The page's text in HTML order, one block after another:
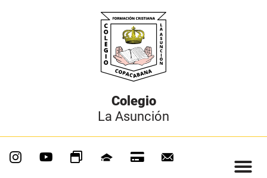
Colegio
La Asunción